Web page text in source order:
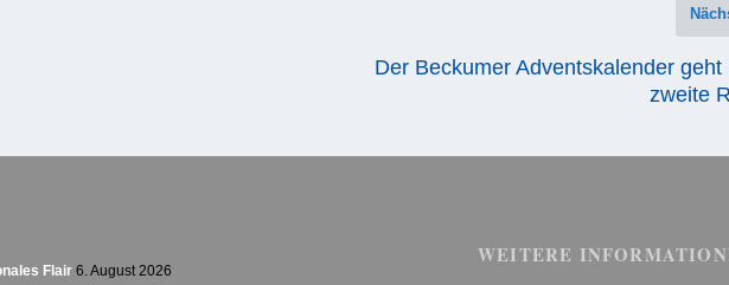
Der Beckumer Adventskalender geht
zweite
Flair 6. August 2026
WEITERE